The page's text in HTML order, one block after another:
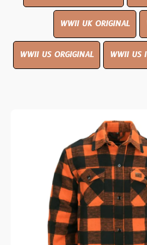
WWII UK ORIGINAL
WWII US ORGIGINAL WWII US